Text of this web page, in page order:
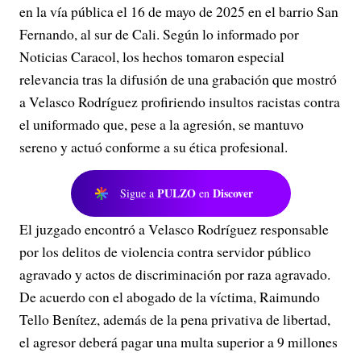
en la vía pública el 16 de mayo de 2025 en el barrio San
Fernando, al sur de Cali. Según lo informado por
Noticias Caracol, los hechos tomaron especial
relevancia tras la difusión de una grabación que mostró
a Velasco Rodríguez profiriendo insultos racistas contra
el uniformado que, pese a la agresión, se mantuvo
sereno y actuó conforme a su ética profesional.
Sigue a PULZO en Discover
El juzgado encontró a Velasco Rodríguez responsable
por los delitos de violencia contra servidor público
agravado y actos de discriminación por raza agravado.
De acuerdo con el abogado de la víctima, Raimundo
Tello Benítez, además de la pena privativa de libertad,
el agresor deberá pagar una multa superior a 9 millones